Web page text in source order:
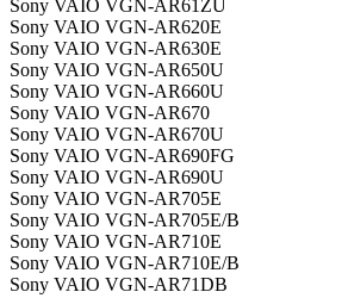
Sony VAIO VGN-AR61ZU
Sony VAIO VGN-AR620E
Sony VAIO VGN-AR630E
Sony VAIO VGN-AR650U
Sony VAIO VGN-AR660U
Sony VAIO VGN-AR670
Sony VAIO VGN-AR670U
Sony VAIO VGN-AR690FG
Sony VAIO VGN-AR690U
Sony VAIO VGN-AR705E
Sony VAIO VGN-AR705E/B
Sony VAIO VGN-AR710E
Sony VAIO VGN-AR710E/B
Sony VAIO VGN-AR71DB